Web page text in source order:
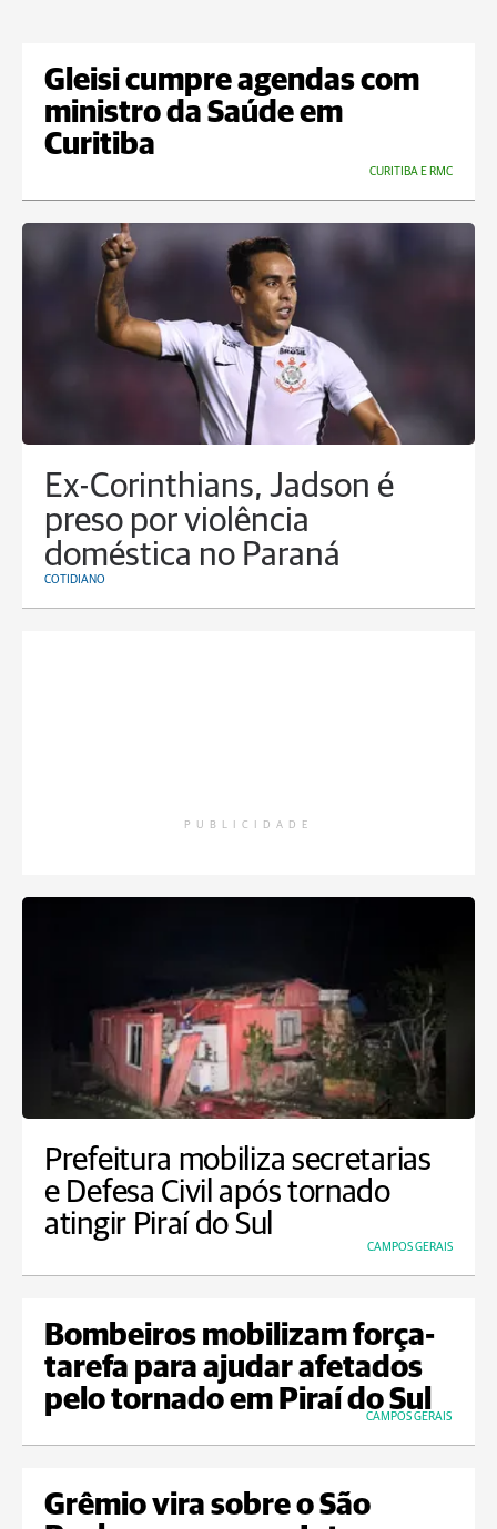
Gleisi cumpre agendas com
ministro da Saúde em
Curitiba
CURITIBA E RMC
Ex-Corinthians, Jadson é
preso por violência
doméstica no Paraná
COTIDIANO
PUBLICIDADE
Prefeitura mobiliza secretarias
e Defesa Civil após tornado
atingir Piraí do Sul
CAMPOS GERAIS
Bombeiros mobilizam força-
tarefa para ajudar afetados
pelo tornado em Piraí do Sul
CAMPOS GERAIS
Grêmio vira sobre o São